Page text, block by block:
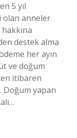
5 yıl
olan anneler
destek alma
her ayın
ve doğum
itibaren
Doğum yapan